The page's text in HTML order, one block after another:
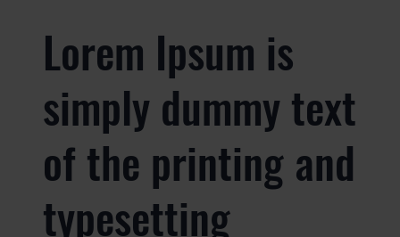
Lorem Ipsum is
simply dummy text
of the printing and
typesetting